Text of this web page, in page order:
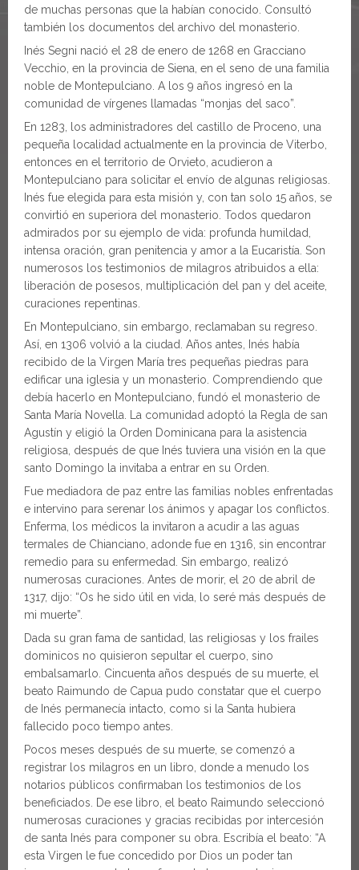
de muchas personas que la habían conocido. Consultó
también los documentos del archivo del monasterio.
Inés Segni nació el 28 de enero de 1268 en Gracciano
Vecchio, en la provincia de Siena, en el seno de una familia
noble de Montepulciano. A los 9 años ingresó en la
comunidad de vírgenes llamadas “monjas del saco”.
En 1283, los administradores del castillo de Proceno, una
pequeña localidad actualmente en la provincia de Viterbo,
entonces en el territorio de Orvieto, acudieron a
Montepulciano para solicitar el envío de algunas religiosas.
Inés fue elegida para esta misión y, con tan solo 15 años, se
convirtió en superiora del monasterio. Todos quedaron
admirados por su ejemplo de vida: profunda humildad,
intensa oración, gran penitencia y amor a la Eucaristía. Son
numerosos los testimonios de milagros atribuidos a ella:
liberación de posesos, multiplicación del pan y del aceite,
curaciones repentinas.
En Montepulciano, sin embargo, reclamaban su regreso.
Así, en 1306 volvió a la ciudad. Años antes, Inés había
recibido de la Virgen María tres pequeñas piedras para
edificar una iglesia y un monasterio. Comprendiendo que
debía hacerlo en Montepulciano, fundó el monasterio de
Santa María Novella. La comunidad adoptó la Regla de san
Agustín y eligió la Orden Dominicana para la asistencia
religiosa, después de que Inés tuviera una visión en la que
santo Domingo la invitaba a entrar en su Orden.
Fue mediadora de paz entre las familias nobles enfrentadas
e intervino para serenar los ánimos y apagar los conflictos.
Enferma, los médicos la invitaron a acudir a las aguas
termales de Chianciano, adonde fue en 1316, sin encontrar
remedio para su enfermedad. Sin embargo, realizó
numerosas curaciones. Antes de morir, el 20 de abril de
1317, dijo: “Os he sido útil en vida, lo seré más después de
mi muerte”.
Dada su gran fama de santidad, las religiosas y los frailes
dominicos no quisieron sepultar el cuerpo, sino
embalsamarlo. Cincuenta años después de su muerte, el
beato Raimundo de Capua pudo constatar que el cuerpo
de Inés permanecía intacto, como si la Santa hubiera
fallecido poco tiempo antes.
Pocos meses después de su muerte, se comenzó a
registrar los milagros en un libro, donde a menudo los
notarios públicos confirmaban los testimonios de los
beneficiados. De ese libro, el beato Raimundo seleccionó
numerosas curaciones y gracias recibidas por intercesión
de santa Inés para componer su obra. Escribía el beato: “A
esta Virgen le fue concedido por Dios un poder tan